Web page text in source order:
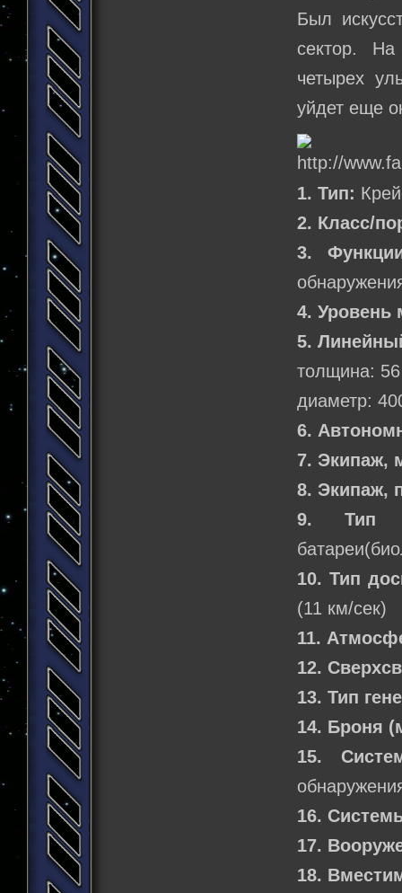
Был
сектор.
четырех
уйдет еще
1. Тип:
2. Класс/
3.
4. Уровень
5.
толщина:
диаметр:
6.
7. Экипаж,
8. Экипаж,
9. Тип
10. Тип
(11 км/сек)
11.
12.
13. Тип
14. Броня
15.
16.
17.
18.